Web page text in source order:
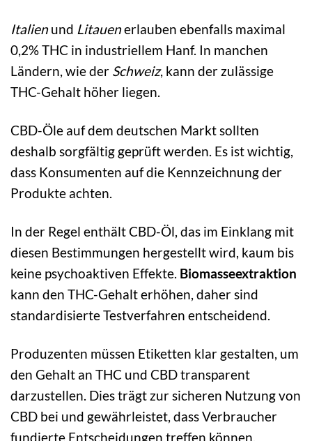
Italienund Litauenerlauben ebenfalls maximal
0,2% THC in industriellem Hanf. In manchen
Ländern, wie der Schweiz, kann der zulässige
THC-Gehalt höher liegen.
CBD-Öle auf dem deutschen Markt sollten
deshalb sorgfältig geprüft werden. Es ist wichtig,
dass Konsumenten auf die Kennzeichnung der
Produkte achten.
In der Regel enthält CBD-Öl, das im Einklang mit
diesen Bestimmungen hergestellt wird, kaum bis
keine psychoaktiven Effekte. Biomasseextraktion
kann den THC-Gehalt erhöhen, daher sind
standardisierte Testverfahren entscheidend.
Produzenten müssen Etiketten klar gestalten, um
den Gehalt an THC und CBD transparent
darzustellen. Dies trägt zur sicheren Nutzung von
CBD bei und gewährleistet, dass Verbraucher
fundierte Entscheidungen treffen können.